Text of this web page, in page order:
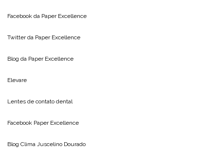
Facebook da Paper Excellence
Twitter da Paper Excellence
Blog da Paper Excellence
Elevare
Lentes de contato dental
Facebook Paper Excellence
Blog Clima Juscelino Dourado